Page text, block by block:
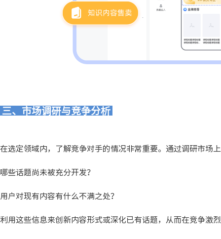
三、市场调研与竞争分析
在选定领域内，了解竞争对手的情况非常重要。通过调研市场
哪些话题尚未被充分开发？
用户对现有内容有什么不满之处？
利用这些信息来创新内容形式或深化已有话题，从而在竞争激